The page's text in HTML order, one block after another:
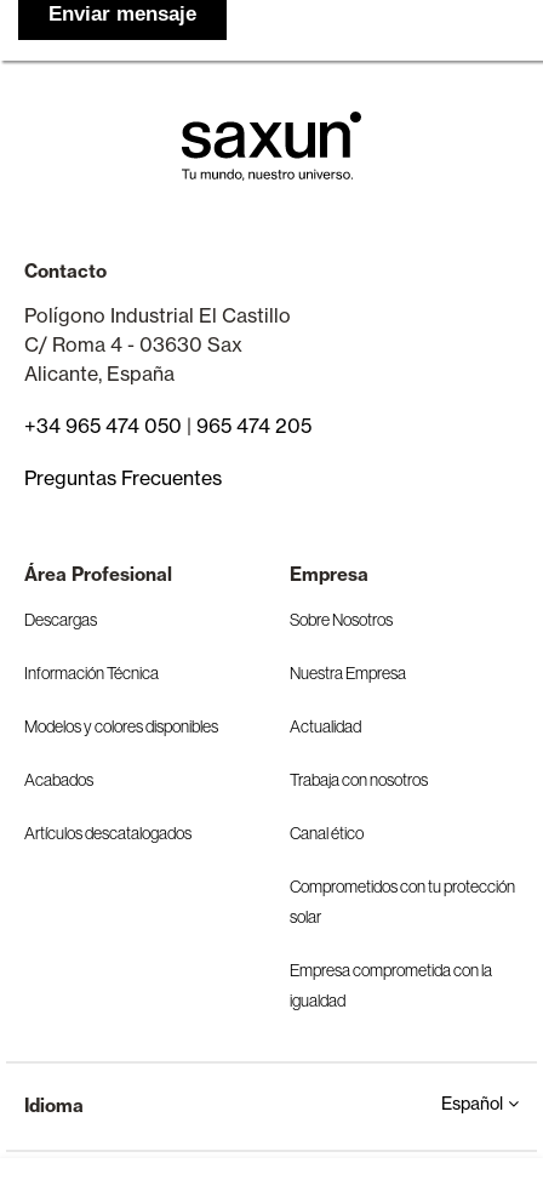
Contacto
Polígono Industrial El Castillo
C/ Roma 4 - 03630 Sax
Alicante, España
+34 965 474 050 | 965 474 205
Preguntas Frecuentes
Área Profesional
Descargas
Información Técnica
Modelos y colores disponibles
Acabados
Artículos descatalogados
Empresa
Sobre Nosotros
Nuestra Empresa
Actualidad
Trabaja con nosotros
Canal ético
Comprometidos con tu protección
solar
Empresa comprometida con la
igualdad
Idioma Español